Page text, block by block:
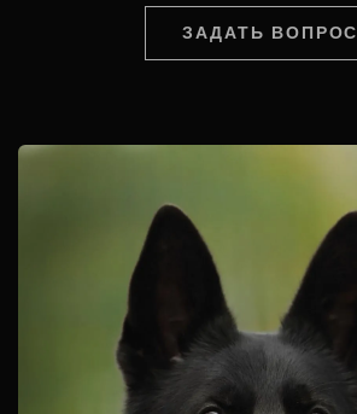
ЗАДАТЬ ВОПРОС